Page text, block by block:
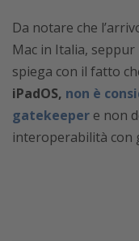
Da notare che
Mac in Italia,
spiega con il fatto
iPadOS, non è
gatekeeper e non
interoperabilità con